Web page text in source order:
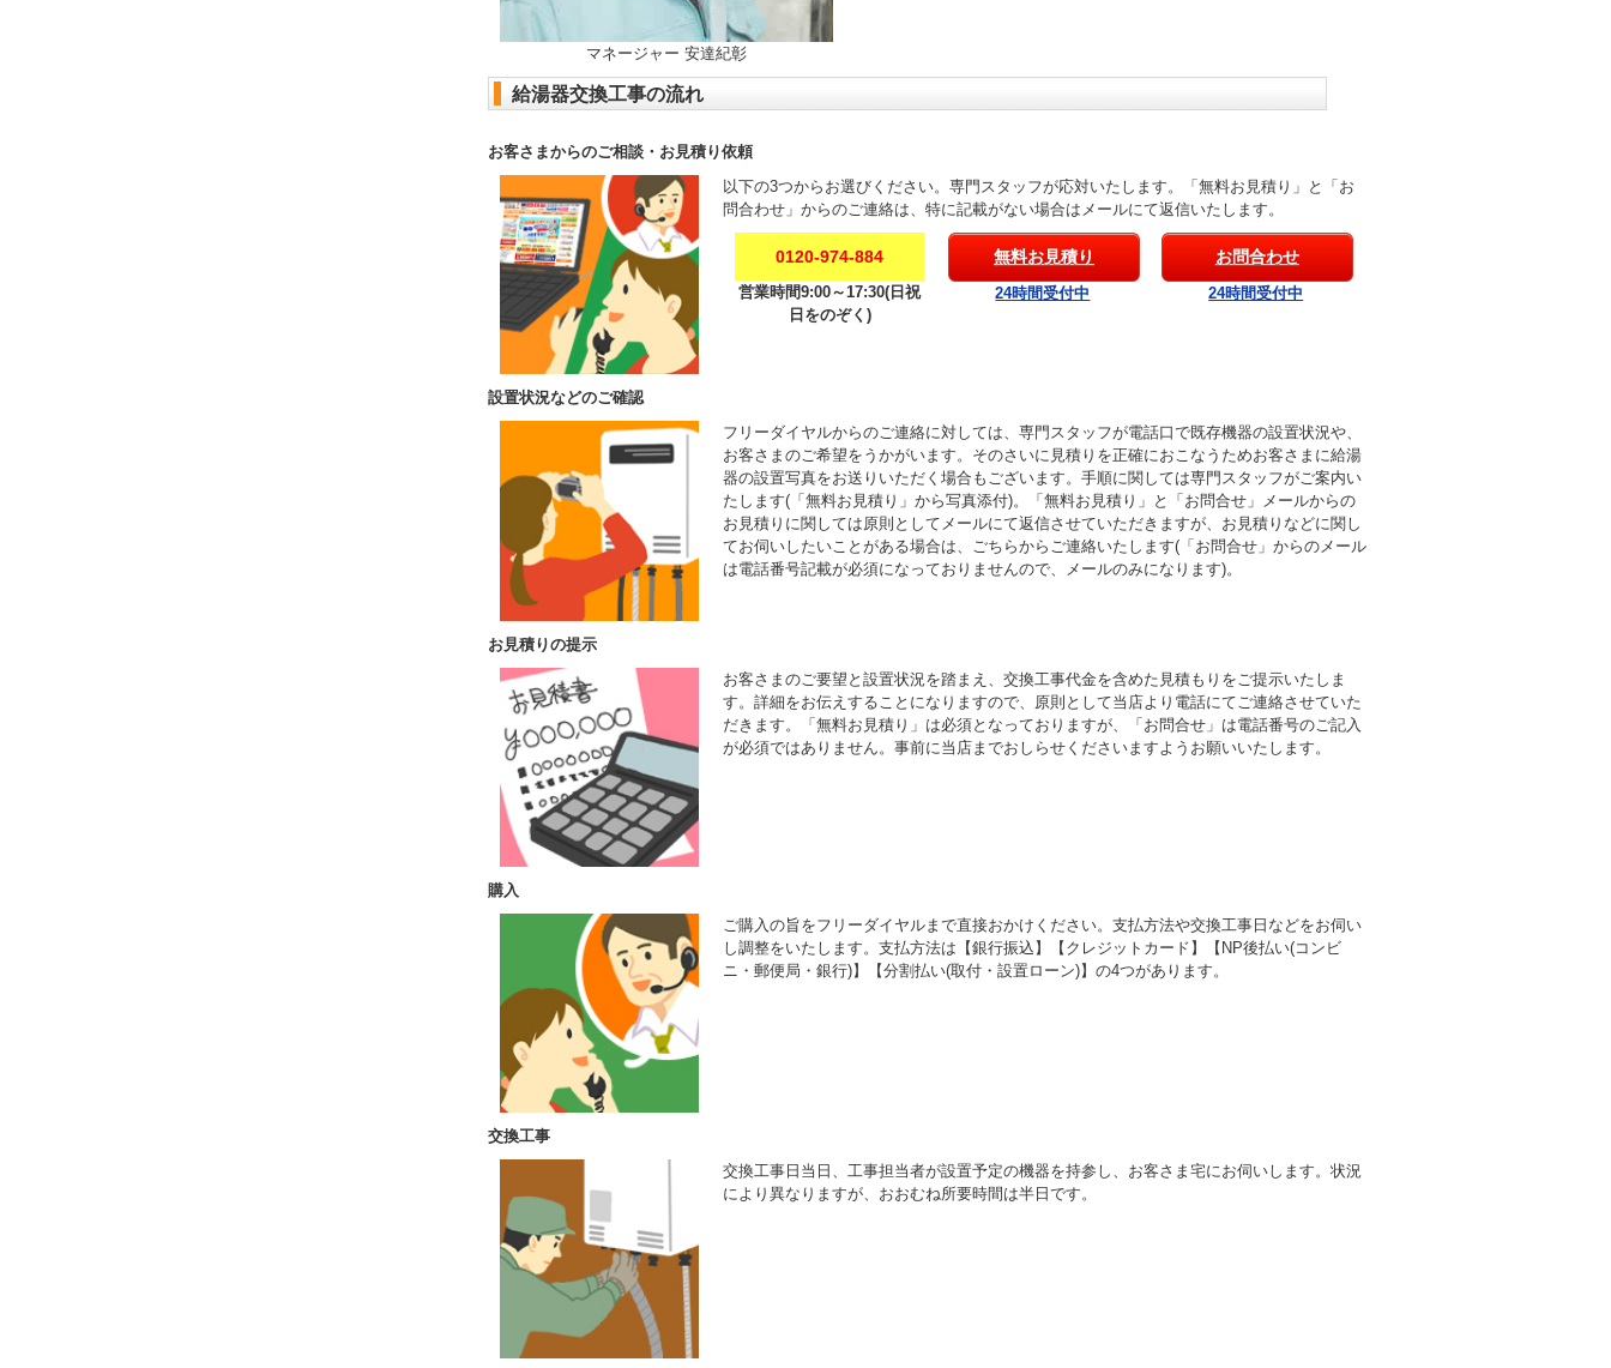
マネージャー 安達紀彰
給湯器交換工事の流れ
お客さまからのご相談・お見積り依頼
以下の3つからお選びください。専門スタッフが応対いたします。「無料お見積り」と「お
問合わせ」からのご連絡は、特に記載がない場合はメールにて返信いたします。
0120-974-884
営業時間9:00～17:30(日祝
日をのぞく)
無料お見積り
24時間受付中
お問合わせ
24時間受付中
設置状況などのご確認
フリーダイヤルからのご連絡に対しては、専門スタッフが電話口で既存機器の設置状況や、
お客さまのご希望をうかがいます。そのさいに見積りを正確におこなうためお客さまに給湯
器の設置写真をお送りいただく場合もございます。手順に関しては専門スタッフがご案内い
たします(「無料お見積り」から写真添付)。「無料お見積り」と「お問合せ」メールからの
お見積りに関しては原則としてメールにて返信させていただきますが、お見積りなどに関し
てお伺いしたいことがある場合は、ごちらからご連絡いたします(「お問合せ」からのメール
は電話番号記載が必須になっておりませんので、メールのみになります)。
お見積りの提示
お客さまのご要望と設置状況を踏まえ、交換工事代金を含めた見積もりをご提示いたしま
す。詳細をお伝えすることになりますので、原則として当店より電話にてご連絡させていた
だきます。「無料お見積り」は必須となっておりますが、「お問合せ」は電話番号のご記入
が必須ではありません。事前に当店までおしらせくださいますようお願いいたします。
購入
ご購入の旨をフリーダイヤルまで直接おかけください。支払方法や交換工事日などをお伺い
し調整をいたします。支払方法は【銀行振込】【クレジットカード】【NP後払い(コンビ
ニ・郵便局・銀行)】【分割払い(取付・設置ローン)】の4つがあります。
交換工事
交換工事日当日、工事担当者が設置予定の機器を持参し、お客さま宅にお伺いします。状況
により異なりますが、おおむね所要時間は半日です。